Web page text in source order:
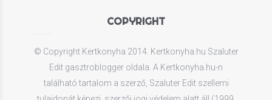
COPYRIGHT
© Copyright Kertkonyha 2014. Kertkonyha.hu Szaluter
Edit gasztroblogger oldala. A Kertkonyha.hu-n
található tartalom a szerző, Szaluter Edit szellemi